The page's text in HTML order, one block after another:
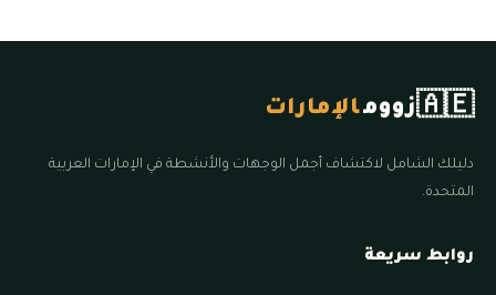
🇦🇪زوومالإمارات
دليلك الشامل لاكتشاف أجمل الوجهات والأنشطة في الإمارات العربية
المتحدة.
روابط سريعة